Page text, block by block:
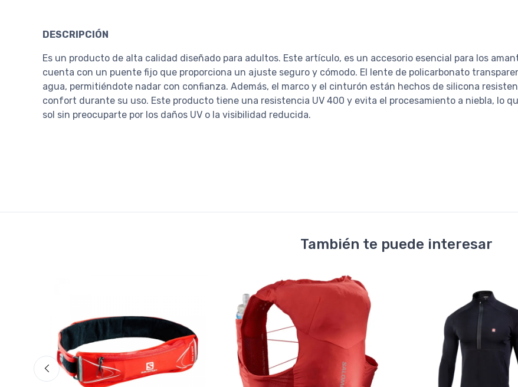
DESCRIPCIÓN
Es un producto de alta calidad diseñado para adultos. Este artículo, es un accesorio esencial para los
cuenta con un puente fijo que proporciona un ajuste seguro y cómodo. El lente de policarbonato
agua, permitiéndote nadar con confianza. Además, el marco y el cinturón están hechos de silicona
confort durante su uso. Este producto tiene una resistencia UV 400 y evita el procesamiento a niebla, lo
sol sin preocuparte por los daños UV o la visibilidad reducida.
También te puede interesar